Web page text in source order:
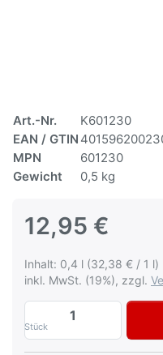
Art.-Nr.
K601230
EAN / GTIN
MPN
601230
Gewicht
0,5 kg
12,95 €
Inhalt: 0,4 l (32,38 € / 1 l)
inkl. MwSt. (19%), zzgl.
Stück